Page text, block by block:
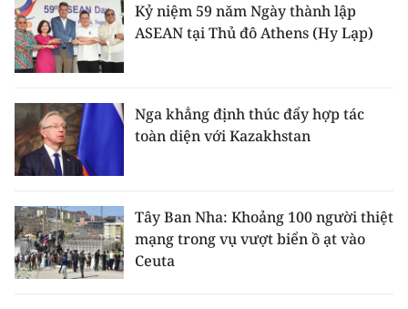
Kỷ niệm 59 năm Ngày thành lập
ASEAN tại Thủ đô Athens (Hy Lạp)
Nga khẳng định thúc đẩy hợp tác
toàn diện với Kazakhstan
Tây Ban Nha: Khoảng 100 người thiệt
mạng trong vụ vượt biển ồ ạt vào
Ceuta